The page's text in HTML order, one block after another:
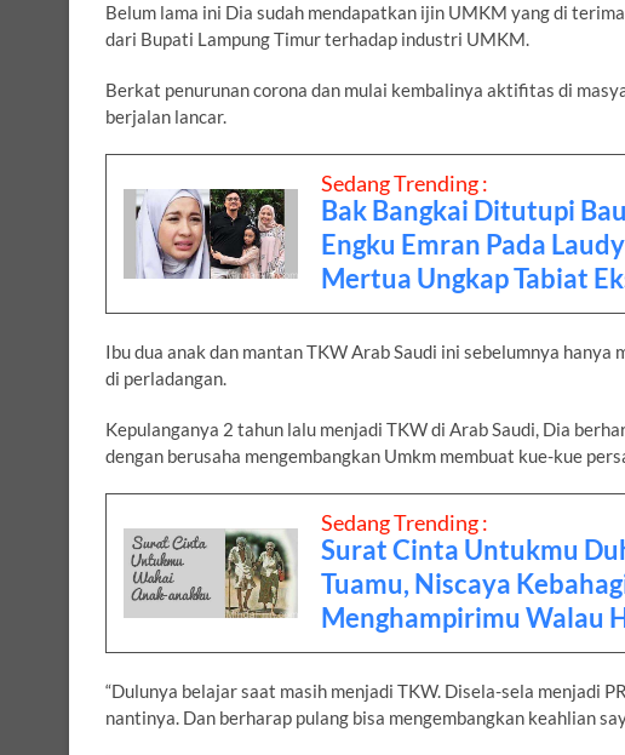
Belum lama ini Dia sudah mendapatkan ijin UMKM yang di
dari Bupati Lampung Timur terhadap industri UMKM.
Berkat penurunan corona dan mulai kembalinya aktifitas di
berjalan lancar.
Sedang Trending :
Bak Bangkai Ditutupi
Engku Emran Pada
Mertua Ungkap Tabiat
Ibu dua anak dan mantan TKW Arab Saudi ini sebelumnya
di perladangan.
Kepulanganya 2 tahun lalu menjadi TKW di Arab Saudi, Dia
dengan berusaha mengembangkan Umkm membuat kue-kue
Sedang Trending :
Surat Cinta Untukmu
Tuamu, Niscaya
Menghampirimu Walau
“Dulunya belajar saat masih menjadi TKW. Disela-sela menjadi
nantinya. Dan berharap pulang bisa mengembangkan keahlian